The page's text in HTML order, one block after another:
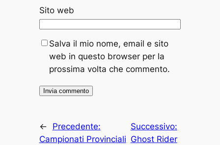
Sito web
Salva il mio nome, email e sito
web in questo browser per la
prossima volta che commento.
←
Precedente:
Campionati Provinciali
Successivo:
Ghost Rider